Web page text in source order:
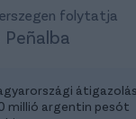
folytatja
millió argentin pesót